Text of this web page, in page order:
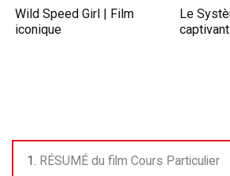
Wild Speed Girl | Film
iconique
Le
captivant
RÉSUMÉ du film Cours Particulier